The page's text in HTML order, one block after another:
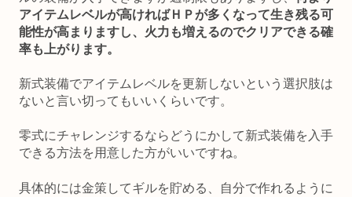
アイテムレベルが高ければＨＰが多くなって生き残る可
能性が高まりますし、火力も増えるのでクリアできる確
率も上がります。
新式装備でアイテムレベルを更新しないという選択肢は
ないと言い切ってもいいくらいです。
零式にチャレンジするならどうにかして新式装備を入手
できる方法を用意した方がいいですね。
具体的には金策してギルを貯める、自分で作れるように